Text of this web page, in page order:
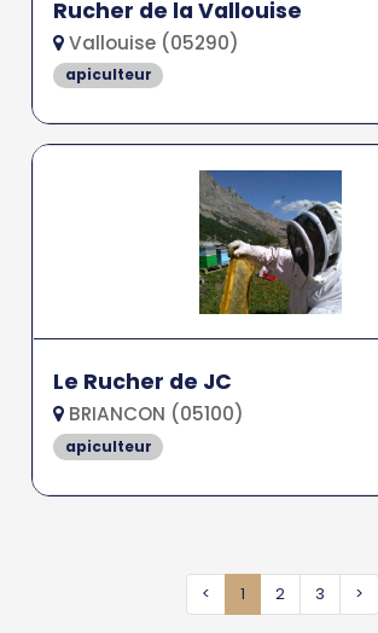
Rucher de la Vallouise
Vallouise (05290)
apiculteur
Le Rucher de JC
BRIANCON (05100)
apiculteur
< 1 2 3 >